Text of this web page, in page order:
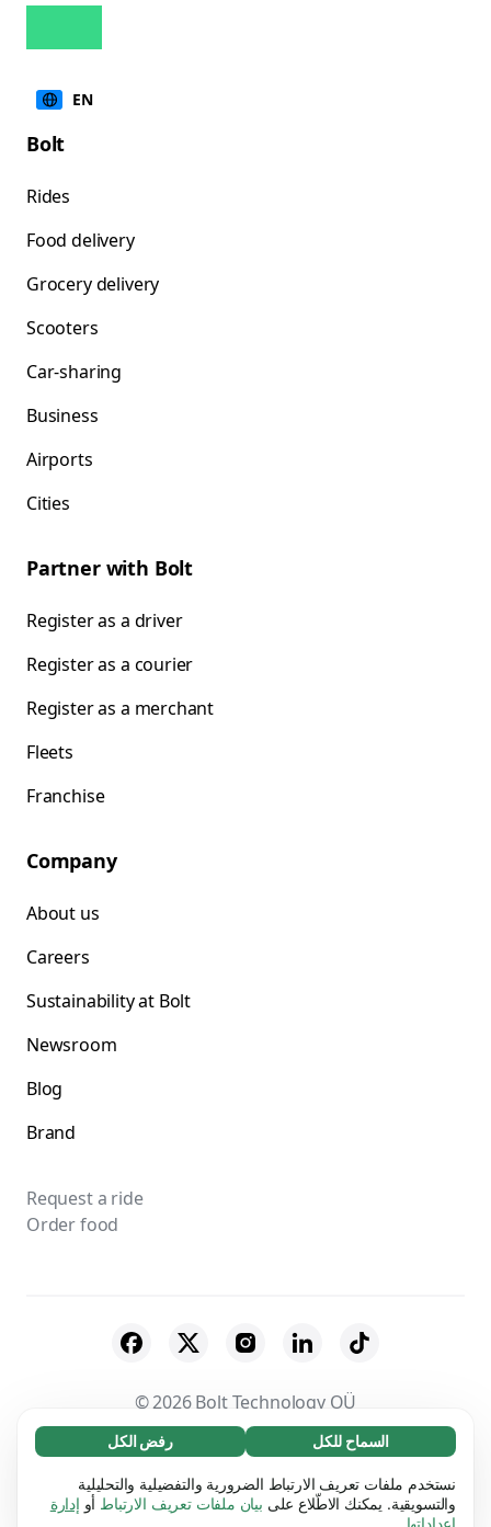
ضروري (65)
تساعد ملفات تعريف الارتباط الضرورية في جعل موقعنا
الإلكتروني قابلاً للاستخدام من خلال تمكين الوظائف
الاطلاع على المزيد
السماح للكل رفض الكل
نستخدم ملفات تعريف الارتباط الضرورية والتفضيلية والتحليلية
والتسويقية. يمكنك الاطّلاع على بيان ملفات تعريف الارتباط أو إدارة
إعداداتها
EN
Bolt
Rides
Food delivery
Grocery delivery
Scooters
Car-sharing
Business
Airports
Cities
Partner with Bolt
Register as a driver
Register as a courier
Register as a merchant
Fleets
Franchise
Company
About us
Careers
Sustainability at Bolt
Newsroom
Blog
Brand
Request a ride
Order food
© 2026 Bolt Technology OÜ
Suppliers Terms & Conditions
Privacy
Cookies
Security